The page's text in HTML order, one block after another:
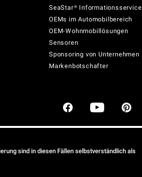
SeaStar® Informationsservice
OEMs im Automobilbereich
OEM-Wohnmobillösungen
Sensoren
Sponsoring von Unternehmen
Markenbotschafter
sind in diesen Fällen selbstverständlich als